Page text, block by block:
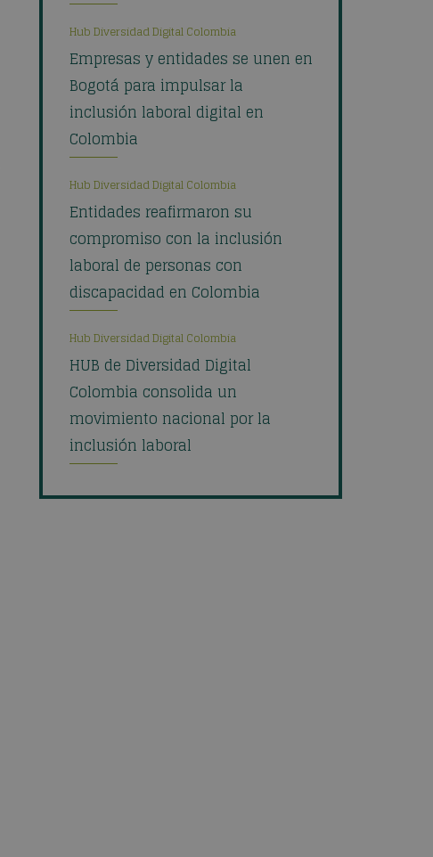
Hub Diversidad Digital Colombia
Empresas y entidades se unen en
Bogotá para impulsar la
inclusión laboral digital en
Colombia
Hub Diversidad Digital Colombia
Entidades reafirmaron su
compromiso con la inclusión
laboral de personas con
discapacidad en Colombia
Hub Diversidad Digital Colombia
HUB de Diversidad Digital
Colombia consolida un
movimiento nacional por la
inclusión laboral